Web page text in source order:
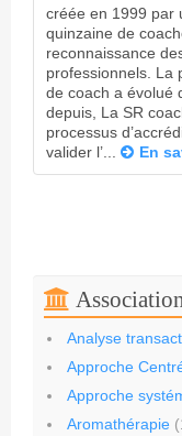
créée en 1999 par
quinzaine de
reconnaissance
professionnels. La
de coach a évolué
depuis, La SR
processus
valider l’...
En
Analyse
Approche
Approche
Aromathérapie